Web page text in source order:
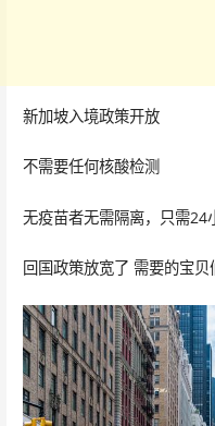
新加坡入境政策开放
不需要任何核酸检测
无疫苗者无需隔离，只需24
回国政策放宽了 需要的宝贝